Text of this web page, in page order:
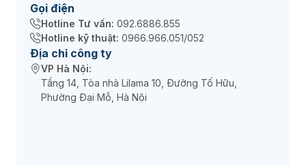
Gọi điện
Hotline Tư vấn: 092.6886.855
Hotline kỹ thuật: 0966.966.051/052
Địa chỉ công ty
VP Hà Nội:
Tầng 14, Tòa nhà Lilama 10, Đường Tố Hữu,
Phường Đại Mỗ, Hà Nội